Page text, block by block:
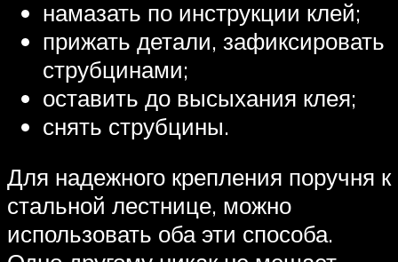
намазать по инструкции клей;
прижать детали, зафиксировать
струбцинами;
оставить до высыхания клея;
снять струбцины.
Для надежного крепления поручня к
стальной лестнице, можно
использовать оба эти способа.